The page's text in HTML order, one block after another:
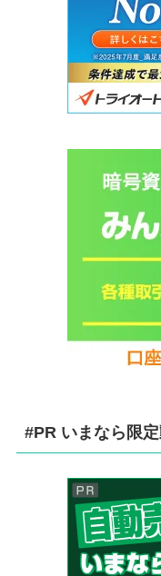
#PR いまなら限